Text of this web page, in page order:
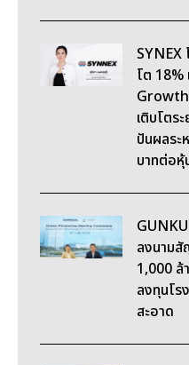
SYNEX
โต 18%
เติบโตร
ปันผลระ
บาทต่อหุ้
ลงนามสั
1,000 ล้
ลงทุนโร
สะอาด